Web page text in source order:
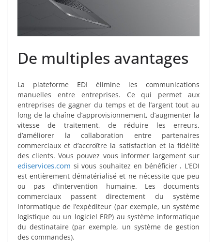
De multiples avantages
La plateforme EDI élimine les communications
manuelles entre entreprises. Ce qui permet aux
entreprises de gagner du temps et de l’argent tout au
long de la chaîne d’approvisionnement, d’augmenter la
vitesse de traitement, de réduire les erreurs,
d’améliorer la collaboration entre partenaires
commerciaux et d’accroître la satisfaction et la fidélité
des clients.Vous pouvez vous informer largementsur
ediservices.com si voussouhaitez en bénéficier . L’EDI
est entièrement dématérialisé et ne nécessite que peu
ou pas d’intervention humaine. Les documents
commerciaux passent directement du système
informatique de l’expéditeur (par exemple, un système
logistique ou un logiciel ERP) au système informatique
du destinataire (par exemple, un système de gestion
des commandes).